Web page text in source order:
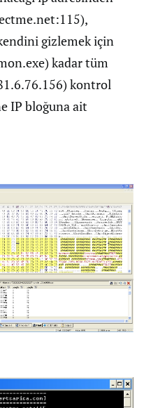
gizlemek için
kadar tüm
kontrol
IP bloğuna ait